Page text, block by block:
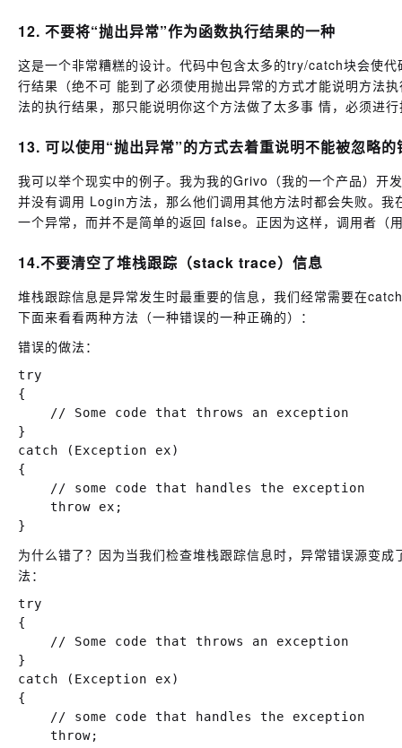
12. 不要将“抛出异常”作为函数执行结果的一种
这是一个非常糟糕的设计。代码中包含太多的try/catch块会使
行结果（绝不可 能到了必须使用抛出异常的方式才能说明方法
法的执行结果，那只能说明你这个方法做了太多事 情，必须进
13. 可以使用“抛出异常”的方式去着重说明不能被忽略的
我可以举个现实中的例子。我为我的Grivo（我的一个产品）开
并没有调用 Login方法，那么他们调用其他方法时都会失败。
一个异常，而并不是简单的返回 false。正因为这样，调用者（
14.不要清空了堆栈跟踪（stack trace）信息
堆栈跟踪信息是异常发生时最重要的信息，我们经常需要在
下面来看看两种方法（一种错误的一种正确的）：
错误的做法：
try
{
    // Some code that throws an exception
}
catch (Exception ex)
{
    // some code that handles the exception
    throw ex;
为什么错了？因为当我们检查堆栈跟踪信息时，异常错误源变
法：
try
{
    // Some code that throws an exception
}
catch (Exception ex)
{
    // some code that handles the exception
    throw;